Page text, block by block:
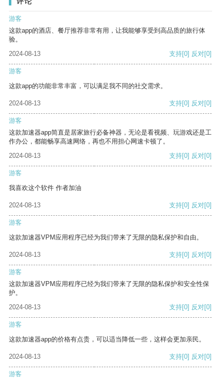
游客
这款app的酒店、餐厅推荐非常有用，让我能够享受到高品质的旅行体
验。
2024-08-13
支持[0] 反对[0]
游客
这款app的功能非常丰富，可以满足我不同的社交需求。
2024-08-13 支持[0] 反对[0]
游客
这款加速器app简直是居家旅行必备神器，无论是看视频、玩游戏还是工
作办公，都能畅享高速网络，再也不用担心网速卡顿了。
2024-08-13
支持[0] 反对[0]
游客
我喜欢这个软件 作者加油
2024-08-13 支持[0] 反对[0]
游客
这款加速器VPM应用程序已经为我们带来了无限的隐私保护和自由。
2024-08-13 支持[0] 反对[0]
游客
这款加速器VPM应用程序已经为我们带来了无限的隐私保护和安全性保
护。
2024-08-13
支持[0] 反对[0]
游客
这款加速器app的价格有点贵，可以适当降低一些，这样会更加亲民。
2024-08-13 支持[0] 反对[0]
游客